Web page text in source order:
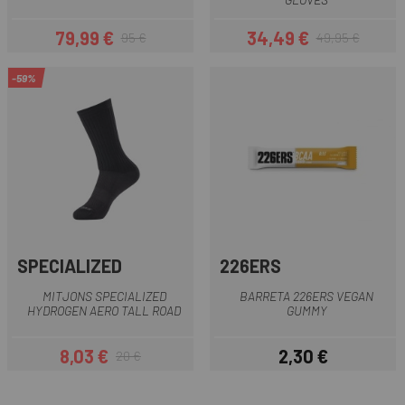
Preu
79,99 €Preu regular
95 €
Preu
34,49 €Preu regular
49,95 €
-59%
SPECIALIZED
MITJONS SPECIALIZED
HYDROGEN AERO TALL ROAD
Preu
8,03 €Preu regular
20 €
226ERS
BARRETA 226ERS VEGAN
GUMMY
Preu
2,30 €